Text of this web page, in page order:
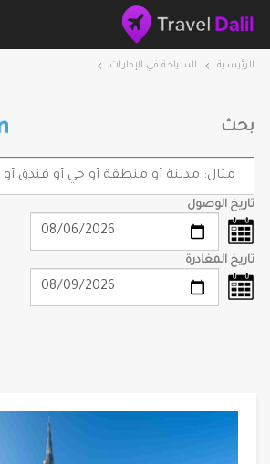
الرئيسية السياحة في الإمارات
بحث
تاريخ الوصول
تاريخ المغادرة